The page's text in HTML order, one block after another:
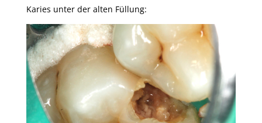
Karies unter der alten Füllung: